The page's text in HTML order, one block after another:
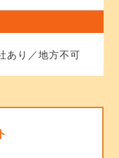
あり／地方不可